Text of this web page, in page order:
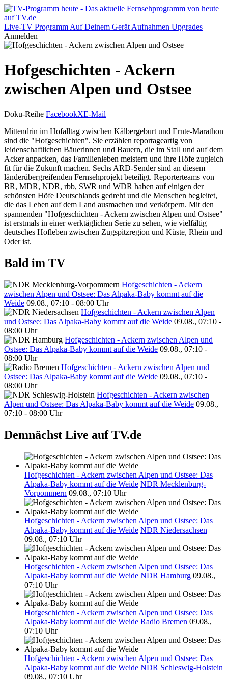
Live-TV Programm Auf Deinem Gerät Aufnahmen Upgrades
Anmelden
Hofgeschichten - Ackern
zwischen Alpen und Ostsee
Doku-Reihe FacebookXE-Mail
Mittendrin im Hofalltag zwischen Kälbergeburt und Ernte-Marathon
sind die "Hofgeschichten". Sie erzählen reportageartig von
leidenschaftlichen Bäuerinnen und Bauern, die im Stall und auf dem
Acker anpacken, das Familienleben meistern und ihre Höfe zugleich
fit für die Zukunft machen. Sechs ARD-Sender sind an diesem
länderübergreifenden Fernsehprojekt beteiligt. Reporterteams von
BR, MDR, NDR, rbb, SWR und WDR haben auf einigen der
schönsten Höfe Deutschlands gedreht und die Menschen begleitet,
die das Leben auf dem Land ausmachen und verkörpern. Mit den
spannenden "Hofgeschichten - Ackern zwischen Alpen und Ostsee"
ist erstmals in einer werktäglichen Serie zu sehen, wie vielfältig
deutsches Hofleben zwischen Zugspitzregion und Küste, Rhein und
Oder ist.
Bald im TV
Hofgeschichten - Ackern
zwischen Alpen und Ostsee: Das Alpaka-Baby kommt auf die
Weide 09.08., 07:10 - 08:00 Uhr
Hofgeschichten - Ackern zwischen Alpen
und Ostsee: Das Alpaka-Baby kommt auf die Weide 09.08., 07:10 -
08:00 Uhr
Hofgeschichten - Ackern zwischen Alpen und
Ostsee: Das Alpaka-Baby kommt auf die Weide 09.08., 07:10 -
08:00 Uhr
Hofgeschichten - Ackern zwischen Alpen und
Ostsee: Das Alpaka-Baby kommt auf die Weide 09.08., 07:10 -
08:00 Uhr
Hofgeschichten - Ackern zwischen
Alpen und Ostsee: Das Alpaka-Baby kommt auf die Weide 09.08.,
07:10 - 08:00 Uhr
Demnächst Live auf TV.de
Hofgeschichten - Ackern zwischen Alpen und Ostsee: Das
Alpaka-Baby kommt auf die Weide NDR Mecklenburg-
Vorpommern 09.08., 07:10 Uhr
Hofgeschichten - Ackern zwischen Alpen und Ostsee: Das
Alpaka-Baby kommt auf die Weide NDR Niedersachsen
09.08., 07:10 Uhr
Hofgeschichten - Ackern zwischen Alpen und Ostsee: Das
Alpaka-Baby kommt auf die Weide NDR Hamburg 09.08.,
07:10 Uhr
Hofgeschichten - Ackern zwischen Alpen und Ostsee: Das
Alpaka-Baby kommt auf die Weide Radio Bremen 09.08.,
07:10 Uhr
Hofgeschichten - Ackern zwischen Alpen und Ostsee: Das
Alpaka-Baby kommt auf die Weide NDR Schleswig-Holstein
09.08., 07:10 Uhr